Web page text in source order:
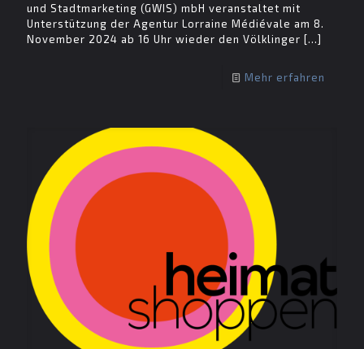
und Stadtmarketing (GWIS) mbH veranstaltet mit
Unterstützung der Agentur Lorraine Médiévale am 8.
November 2024 ab 16 Uhr wieder den Völklinger […]
Mehr erfahren